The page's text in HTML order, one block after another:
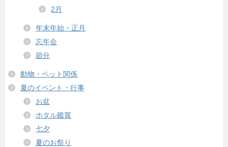
2月
年末年始・正月
忘年会
節分
動物・ペット関係
夏のイベント・行事
お盆
ホタル鑑賞
七夕
夏のお祭り